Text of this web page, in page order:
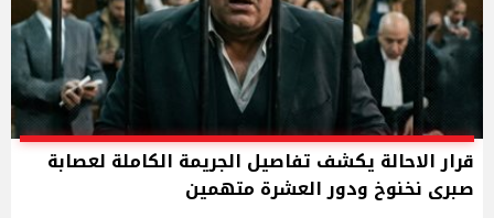
قرار الاحالة يكشف تفاصيل الجريمة الكاملة لعصابة
صبرى نخنوخ ودور العشرة متهمين